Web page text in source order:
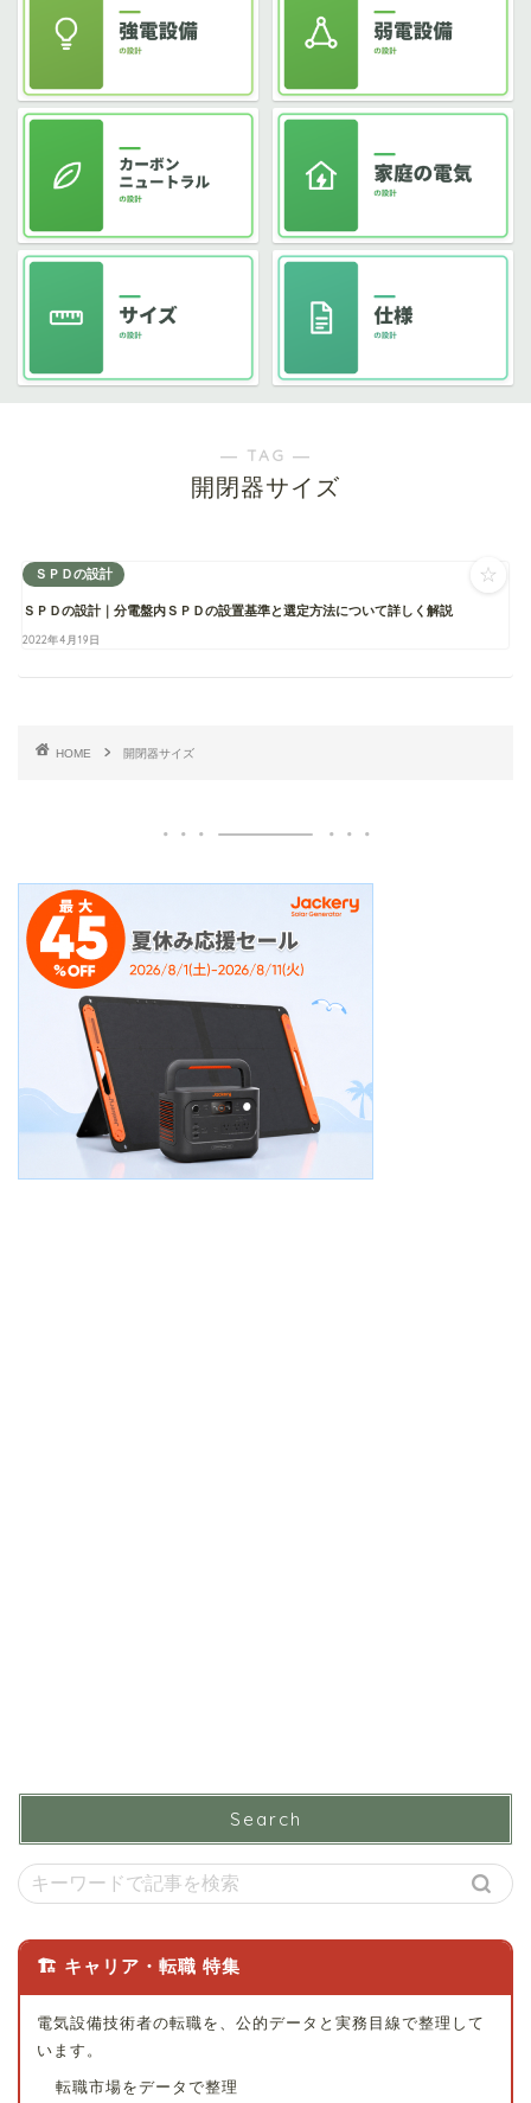
― TAG ―
開閉器サイズ
ＳＰＤの設計
ＳＰＤの設計｜分電盤内ＳＰＤの設置基準と選定方法について詳しく解説
2022年4月19日
☆
HOME 開閉器サイズ
Search
🏗 キャリア・転職 特集
電気設備技術者の転職を、公的データと実務目線で整理して
います。
転職市場をデータで整理